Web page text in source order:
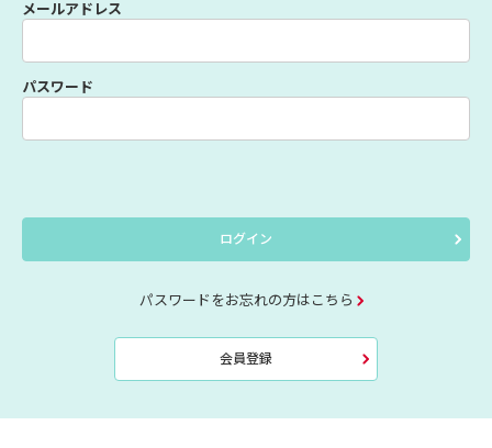
メールアドレス
パスワード
ログイン
パスワードをお忘れの方はこちら
会員登録